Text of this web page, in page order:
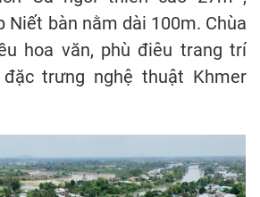
Niết bàn nằm dài 100m. Chùa
hoa văn, phù điêu trang trí
trưng nghệ thuật Khmer